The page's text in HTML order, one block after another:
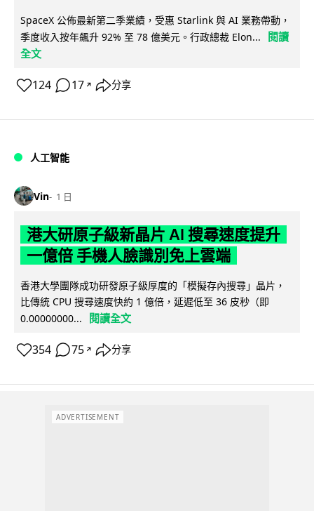
SpaceX 公佈最新第二季業績，受惠 Starlink 與 AI 業務帶動，
季度收入按年飆升 92% 至 78 億美元。行政總裁 Elon...
閱讀
全文
124 17 ↗ 分享
人工智能
Vin 1 日
港大研原子級新晶片 AI 搜尋速度提升
一億倍 手機人臉識別免上雲端
香港大學團隊成功研發原子級厚度的「模擬存內搜尋」晶片，
比傳統 CPU 搜尋速度快約 1 億倍，延遲低至 36 皮秒（即
0.00000000...
閱讀全文
354 75 ↗ 分享
ADVERTISEMENT